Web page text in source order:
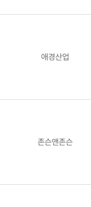
애경산업
존슨앤존슨